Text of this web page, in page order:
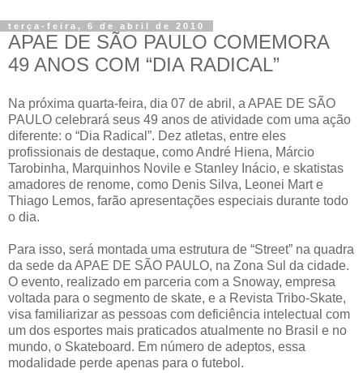
terça-feira, 6 de abril de 2010
APAE DE SÃO PAULO COMEMORA
49 ANOS COM “DIA RADICAL”
Na próxima quarta-feira, dia 07 de abril, a APAE DE SÃO
PAULO celebrará seus 49 anos de atividade com uma ação
diferente: o “Dia Radical”. Dez atletas, entre eles
profissionais de destaque, como André Hiena, Márcio
Tarobinha, Marquinhos Novile e Stanley Inácio, e skatistas
amadores de renome, como Denis Silva, Leonei Mart e
Thiago Lemos, farão apresentações especiais durante todo
o dia.
Para isso, será montada uma estrutura de “Street” na quadra
da sede da APAE DE SÃO PAULO, na Zona Sul da cidade.
O evento, realizado em parceria com a Snoway, empresa
voltada para o segmento de skate, e a Revista Tribo-Skate,
visa familiarizar as pessoas com deficiência intelectual com
um dos esportes mais praticados atualmente no Brasil e no
mundo, o Skateboard. Em número de adeptos, essa
modalidade perde apenas para o futebol.